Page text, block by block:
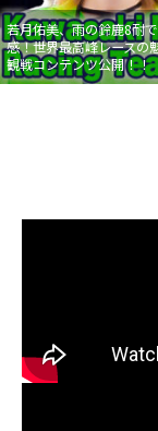
若月佑美、雨の鈴鹿8耐
感！世界最高峰レースの
観戦コンテンツ公開！！